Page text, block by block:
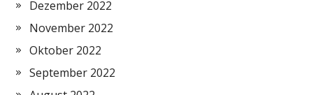
Dezember 2022
November 2022
Oktober 2022
September 2022